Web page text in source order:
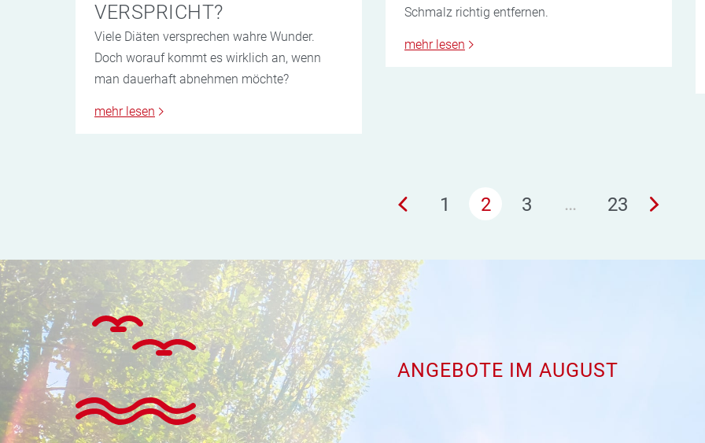
Schmalz richtig entfernen.
mehr lesen
VERSPRICHT?
Viele Diäten versprechen wahre Wunder.
Doch worauf kommt es wirklich an, wenn
man dauerhaft abnehmen möchte?
mehr lesen
1 2 3 … 23
ANGEBOTE IM AUGUST